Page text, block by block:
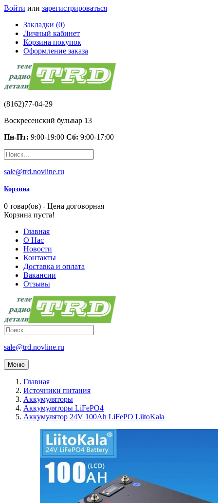
Войти или зарегистрироваться
Закладки (0)
Личный кабинет
Корзина покупок
Оформление заказа
(8162)77-04-29
Воскресенский бульвар 13
Пн-Пт: 9:00-19:00 Сб: 9:00-17:00
sale@trd.novline.ru
Корзина
0 товар(ов) - Цена договорная
Корзина пуста!
Главная
О Нас
Новости
Контакты
Доставка и оплата
Вакансии
Отзывы
sale@trd.novline.ru
Меню
Главная
Источники питания
Аккумуляторы
Аккумуляторы LiFePO4
Аккумулятор 24V 100Ah LiFePO LiitoKala